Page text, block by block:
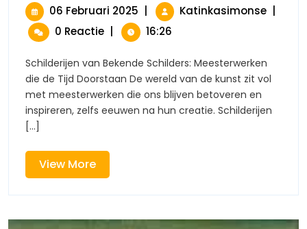
Beroemde
06 Februari 2025 06
Februari
2025
| Katinkasimonse
Tijdloze
|
0 Reactie | 16:26
Schilderijen van Bekende Schilders: Meesterwerken
die de Tijd Doorstaan De wereld van de kunst zit vol
met meesterwerken die ons blijven betoveren en
inspireren, zelfs eeuwen na hun creatie. Schilderijen
[...]
View MoreView
More